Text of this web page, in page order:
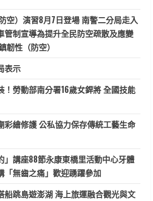
空）演習8月7日登場 南警二分局走入
管制宣導為提升全民防空疏散及應變
韌性（防空）
表示
！勞動部南分署16歲女銲將 全國技能
彩繪修護 公私協力保存傳統工藝生命
」講座88節永康東橋里活動中心牙體
「無齒之痛」歡迎踴躍參加
船跳島遊澎湖 海上旅運融合觀光與文